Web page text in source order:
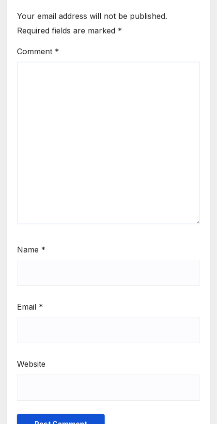
Your email address will not be published.
Required fields are marked *
Comment *
Name *
Email *
Website